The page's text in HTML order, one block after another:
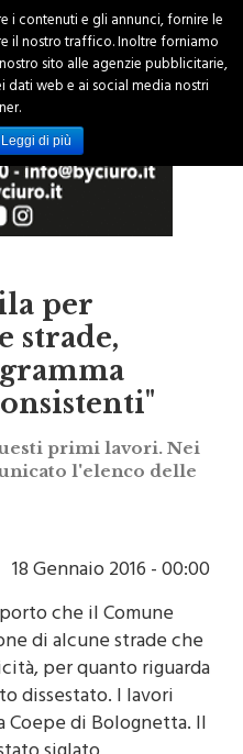
per
primi lavori. Nei
l'elenco delle
che il Comune
di alcune strade che
per quanto riguarda
dissestato. I lavori
di Bolognetta. Il
siglato
i contenuti e gli annunci, fornire le
il nostro traffico. Inoltre forniamo
sito alle agenzie pubblicitarie,
dati web e ai social media nostri
Leggi di più